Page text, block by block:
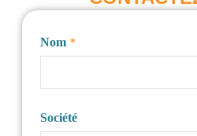
Nom *
Société